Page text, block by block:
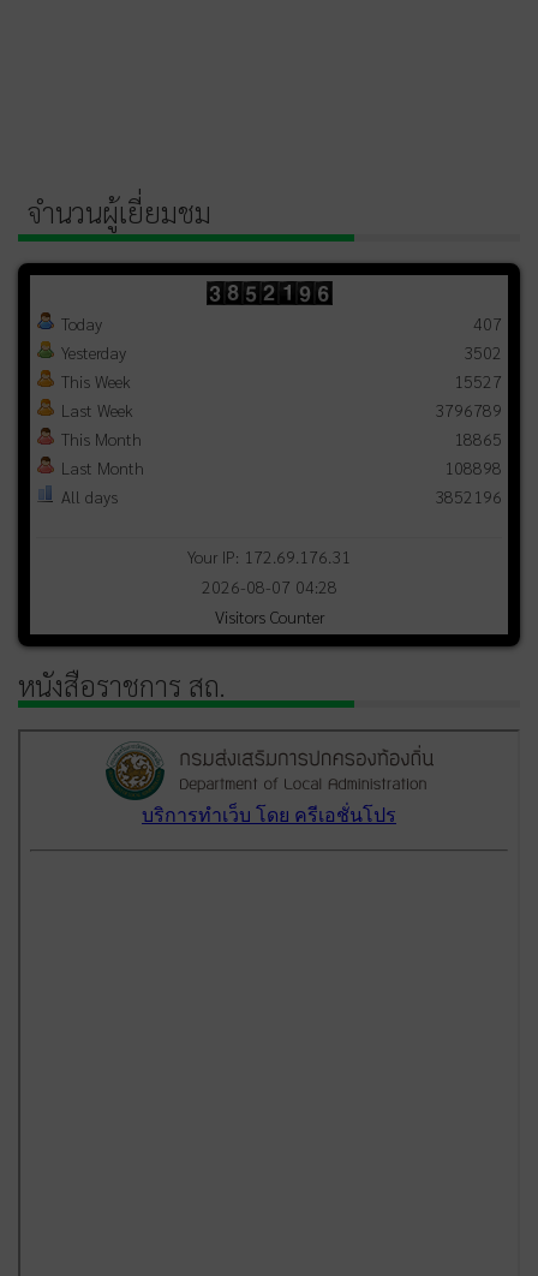
จำนวนผู้เยี่ยมชม
Today
Yesterday
This Week
Last Week
This Month
Last Month
All days
407
3502
15527
3796789
18865
108898
3852196
Your IP: 172.69.176.31
2026-08-07 04:28
Visitors Counter
หนังสือราชการ สถ.